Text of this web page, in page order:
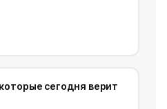
сегодня верит